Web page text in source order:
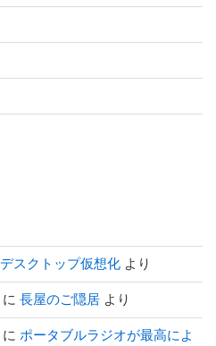
デスクトップ仮想化 より
に 長屋のご隠居 より
に ポータブルラジオが最高によ